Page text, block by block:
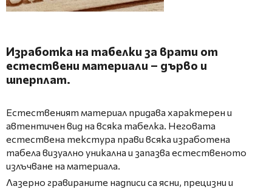
Изработка на табелки за врати от
естествени материали – дърво и
шперплат.
Естественият материал придава характерен и
автентичен вид на всяка табелка. Неговата
естествена текстура прави всяка изработена
табела визуално уникална и запазва естественото
излъчване на материала.
Лазерно гравираните надписи са ясни, прецизни и